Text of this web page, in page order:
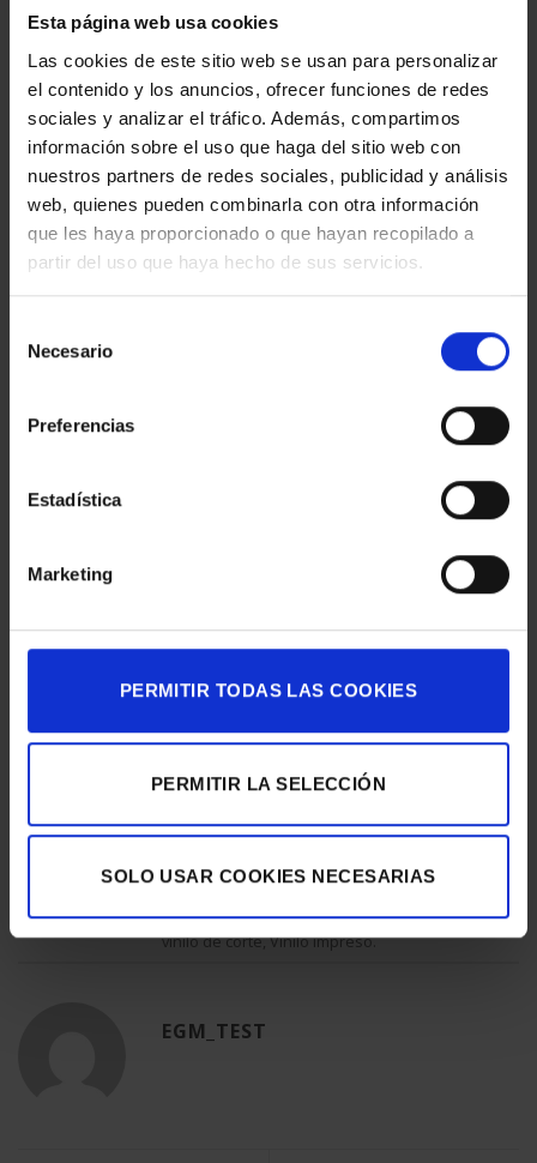
Esta página web usa cookies
Las cookies de este sitio web se usan para personalizar
el contenido y los anuncios, ofrecer funciones de redes
sociales y analizar el tráfico. Además, compartimos
información sobre el uso que haga del sitio web con
nuestros partners de redes sociales, publicidad y análisis
web, quienes pueden combinarla con otra información
que les haya proporcionado o que hayan recopilado a
partir del uso que haya hecho de sus servicios.
Necesario
Preferencias
Estadística
Marketing
PERMITIR TODAS LAS COOKIES
PERMITIR LA SELECCIÓN
SOLO USAR COOKIES NECESARIAS
Lucien Clergue: veintisiete encuentros con
Picasso”
Esta exposición nos muestraepisodios de la vida de
Picasso a través de fotografías deLucien Clergue
(Arles, 1934 – Nimes, 2014),gracias a la relación de
amistad que se estableció entre los dos artistas a lo
Picasso, en 1973.
compró el
fondo fotográfico de Lucien Clergue
relacionado con
las sales de plata
, todas ellas tirajes de época. La
muestra presenta la práctica totalidad del conjunto
ayudan a profundizar en la obra y la vida de este artista
Fotografías: Diego Bustamante
Printing,Eventos & Expos,Gráfica expositiva,Letras corporeas,Vinilo
vinilo de corte,Vinilo impreso.
EGM_TEST